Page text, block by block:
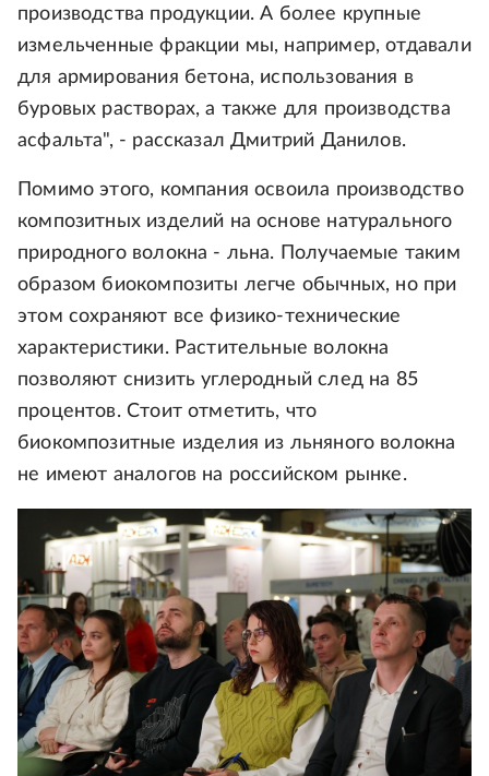
производства продукции. А более крупные
измельченные фракции мы, например, отдавали
для армирования бетона, использования в
буровых растворах, а также для производства
асфальта", - рассказал Дмитрий Данилов.
Помимо этого, компания освоила производство
композитных изделий на основе натурального
природного волокна - льна. Получаемые таким
образом биокомпозиты легче обычных, но при
этом сохраняют все физико-технические
характеристики. Растительные волокна
позволяют снизить углеродный след на 85
процентов. Стоит отметить, что
биокомпозитные изделия из льняного волокна
не имеют аналогов на российском рынке.